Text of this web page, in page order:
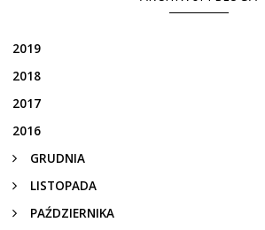
2019
2018
2017
2016
GRUDNIA
LISTOPADA
PAŹDZIERNIKA